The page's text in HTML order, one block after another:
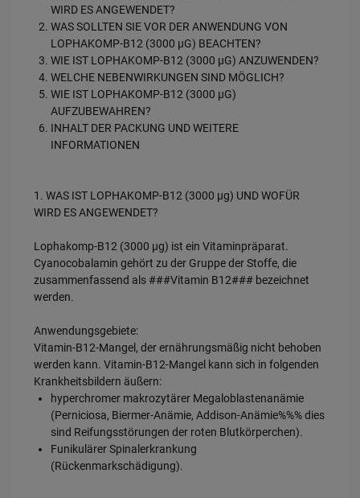
WIRD ES ANGEWENDET?
WAS SOLLTEN SIE VOR DER ANWENDUNG VON
LOPHAKOMP-B12 (3000 µG) BEACHTEN?
WIE IST LOPHAKOMP-B12 (3000 µG) ANZUWENDEN?
WELCHE NEBENWIRKUNGEN SIND MÖGLICH?
WIE IST LOPHAKOMP-B12 (3000 µG)
AUFZUBEWAHREN?
INHALT DER PACKUNG UND WEITERE
INFORMATIONEN
1. WAS IST LOPHAKOMP-B12 (3000 µg) UND WOFÜR
WIRD ES ANGEWENDET?
Lophakomp-B12 (3000 µg) ist ein Vitaminpräparat.
Cyanocobalamin gehört zu der Gruppe der Stoffe, die
zusammenfassend als ###Vitamin B12### bezeichnet
werden.
Anwendungsgebiete:
Vitamin-B12-Mangel, der ernährungsmäßig nicht behoben
werden kann. Vitamin-B12-Mangel kann sich in folgenden
Krankheitsbildern äußern:
hyperchromer makrozytärer Megaloblastenanämie
(Perniciosa, Biermer-Anämie, Addison-Anämie%%% dies
sind Reifungsstörungen der roten Blutkörperchen).
Funikulärer Spinalerkrankung
(Rückenmarkschädigung).